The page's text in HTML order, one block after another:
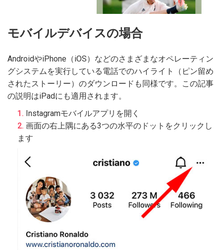
モバイルデバイスの場合
AndroidやiPhone（iOS）などのさまざまなオペレーティン
グシステムを実行している電話でのハイライト（ピン留め
されたストーリー）のダウンロードも同様です。この記事
の説明はiPadにも適用されます。
Instagramモバイルアプリを開く
画面の右上隅にある3つの水平のドットをクリックし
ます